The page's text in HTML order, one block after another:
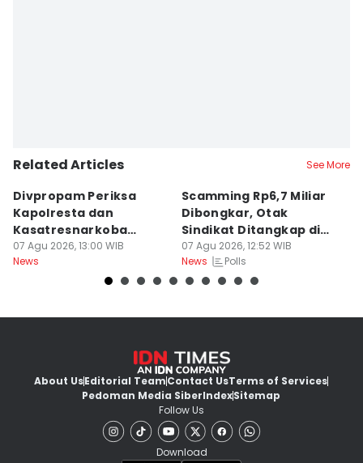
Related Articles See More
Divpropam Periksa
Kapolresta dan
Kasatresnarkoba
Banda Aceh, Ada Apa?
07 Agu 2026, 13:00 WIB
News
Scamming Rp6,7 Miliar
Dibongkar, Otak
Sindikat Ditangkap di
Medan
07 Agu 2026, 12:52 WIB
News
Polls
About UsEditorial TeamContact UsTerms of Services
Pedoman Media SiberIndexSitemap
Follow Us
Download